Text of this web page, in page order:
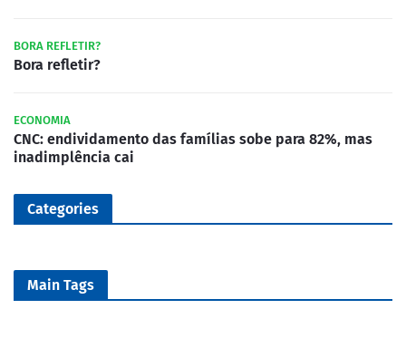
BORA REFLETIR?
Bora refletir?
ECONOMIA
CNC: endividamento das famílias sobe para 82%, mas
inadimplência cai
Categories
Main Tags